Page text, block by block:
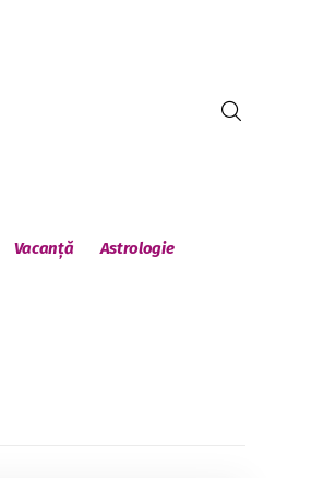
Vacanță Astrologie